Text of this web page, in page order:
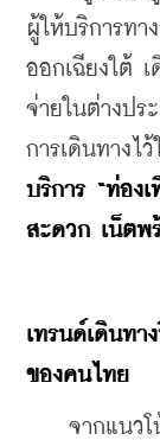
ผู้ให้บริการทา
ออกเฉียงใต้
จ่ายในต่างปร
การเดินทางไ
บริการ “ท่องเ
สะดวก เน็ตพ
เทรนด์เดินทา
ของคนไทย
จากแนวโน้